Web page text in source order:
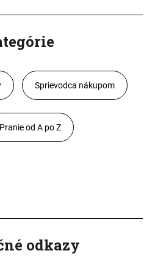
Sprievodca nákupom
Pranie od A po Z
odkazy